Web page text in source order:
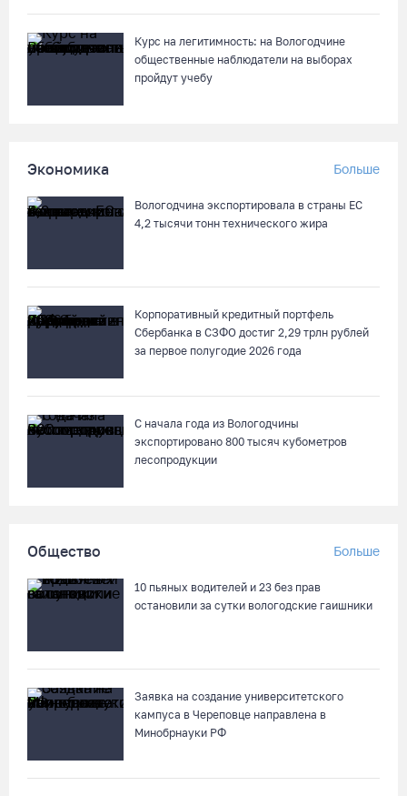
Курс на легитимность: на Вологодчине
общественные наблюдатели на выборах
пройдут учебу
Экономика Больше
Вологодчина экспортировала в страны ЕС
4,2 тысячи тонн технического жира
Корпоративный кредитный портфель
Сбербанка в СЗФО достиг 2,29 трлн рублей
за первое полугодие 2026 года
С начала года из Вологодчины
экспортировано 800 тысяч кубометров
лесопродукции
Общество Больше
10 пьяных водителей и 23 без прав
остановили за сутки вологодские гаишники
Заявка на создание университетского
кампуса в Череповце направлена в
Минобрнауки РФ